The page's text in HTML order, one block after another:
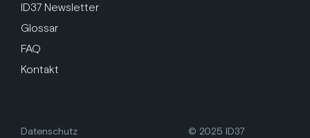
ID37 Newsletter
Glossar
FAQ
Kontakt
Datenschutz
© 2025 ID37